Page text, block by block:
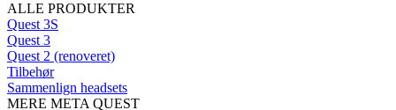
ALLE PRODUKTER
Quest 3S
Quest 3
Quest 2 (renoveret)
Tilbehør
Sammenlign headsets
MERE META QUEST